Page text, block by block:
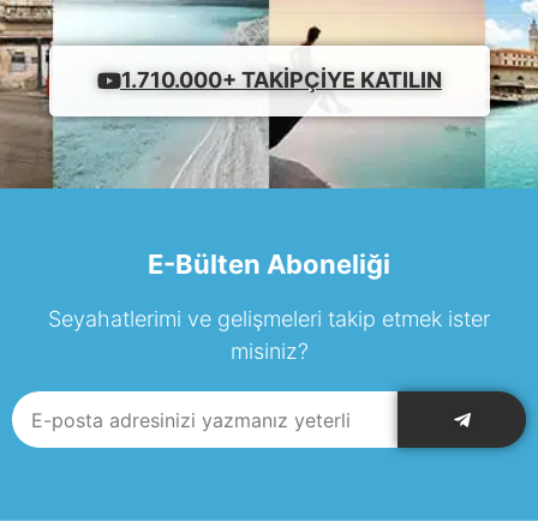
1.710.000+ TAKIPÇIYE KATILIN
E-Bülten Aboneliği
Seyahatlerimi ve gelişmeleri takip etmek ister
misiniz?